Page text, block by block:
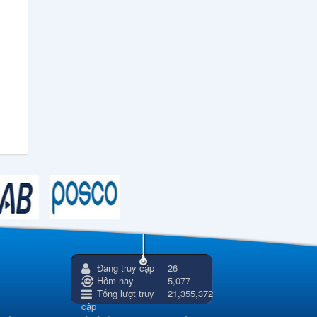
Đang truy cập
26
Hôm nay
5,077
Tổng lượt truy
cập
21,355,372